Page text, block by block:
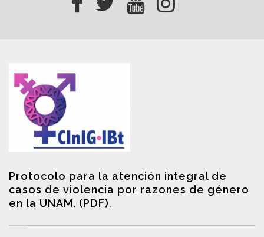
Protocolo para la atención integral de
casos de violencia por razones de género
en la UNAM. (PDF).